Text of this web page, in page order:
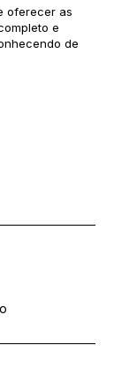
oferecer as
e
de